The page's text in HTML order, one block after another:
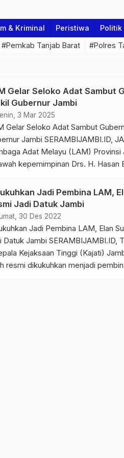
& Kriminal Peristiwa Politik
#Pemkab Tanjab Barat #Polres
Gelar Seloko Adat Sambut
Gubernur Jambi
3 Mar 2025
Gelar Seloko Adat Sambut
Jambi SERAMBIJAMBI.ID,
Adat Melayu (LAM) Provinsi
kepemimpinan Drs. H. Hasan
resmi menyambut kedatangan
Gubernur Jambi periode 2025-
S.Sos., MH., beserta istri, dan
Jadi Pembina LAM,
Jadi Datuk Jambi
30 Des 2022
Jadi Pembina LAM, Elan
Datuk Jambi SERAMBIJAMBI.ID,
Kejaksaan Tinggi (Kajati)
resmi dikukuhkan menjadi